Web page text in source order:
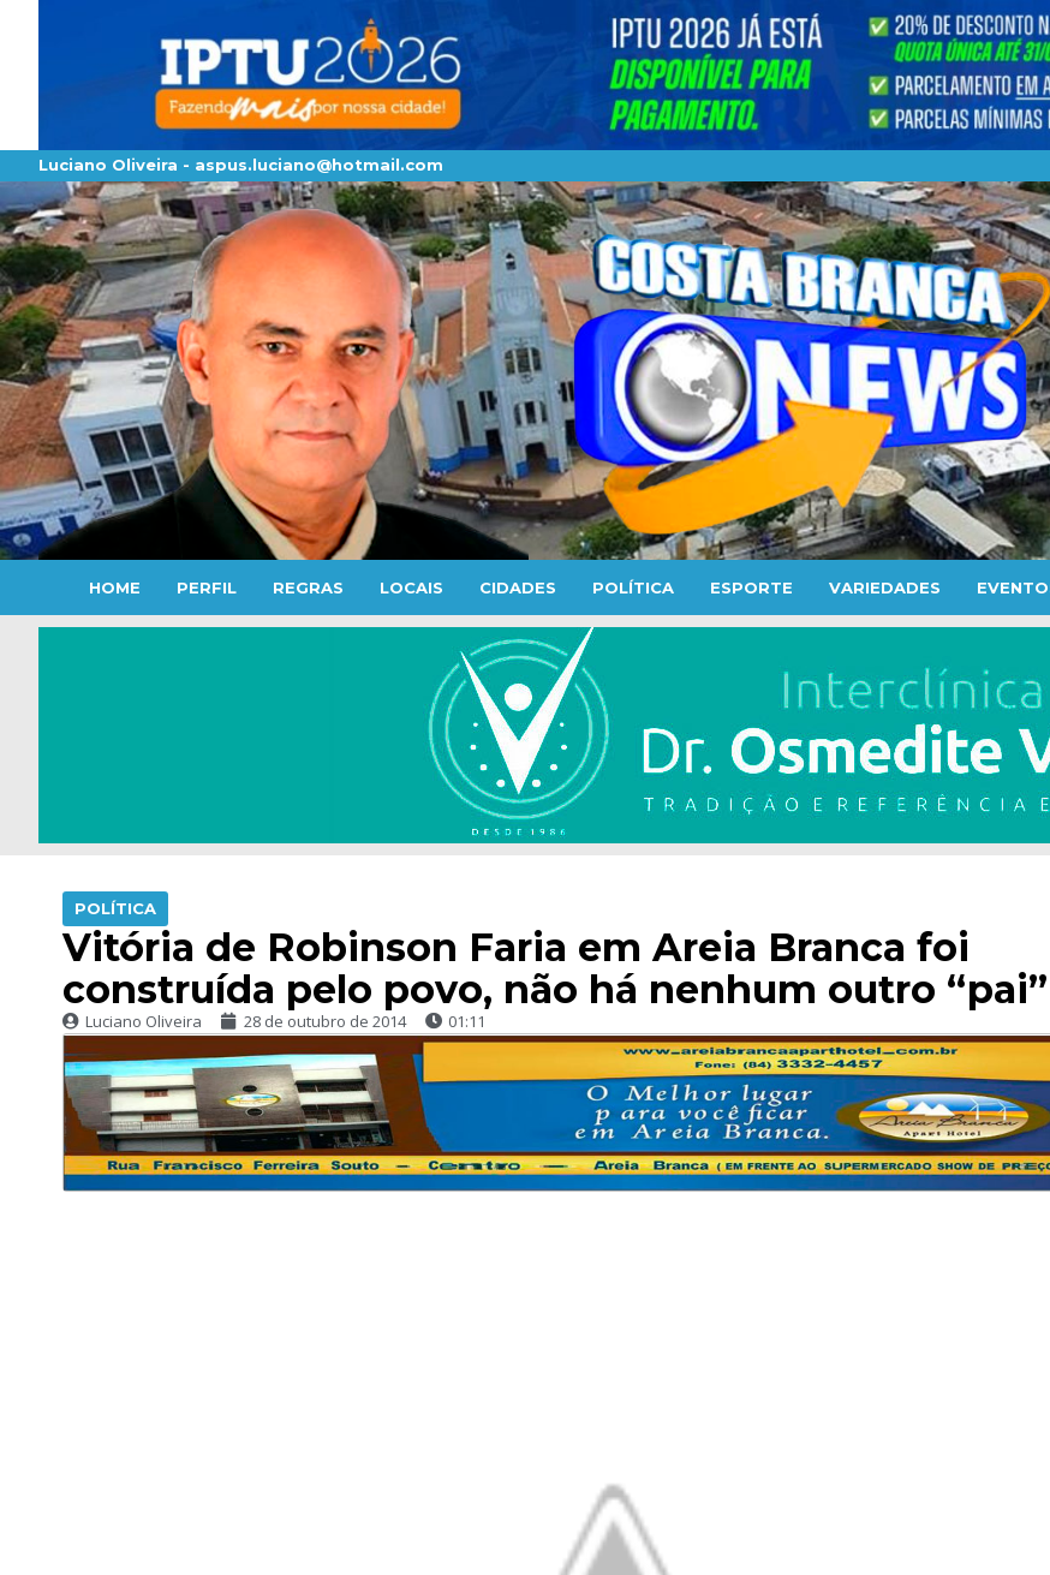
Luciano Oliveira - aspus.luciano@hotmail.com
HOME PERFIL REGRAS LOCAIS CIDADES POLÍTICA ESPORTE VARIEDADES
POLÍTICA
Vitória de Robinson Faria em Areia Branca foi
construída pelo povo, não há nenhum outro “pai”
Luciano Oliveira 28 de outubro de 2014 01:11